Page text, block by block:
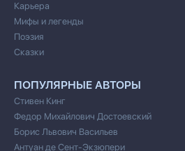
Карьера
Мифы и легенды
Поэзия
Сказки
ПОПУЛЯРНЫЕ АВТОРЫ
Стивен Кинг
Федор Михайлович Достоевский
Борис Львович Васильев
Антуан де Сент-Экзюпери